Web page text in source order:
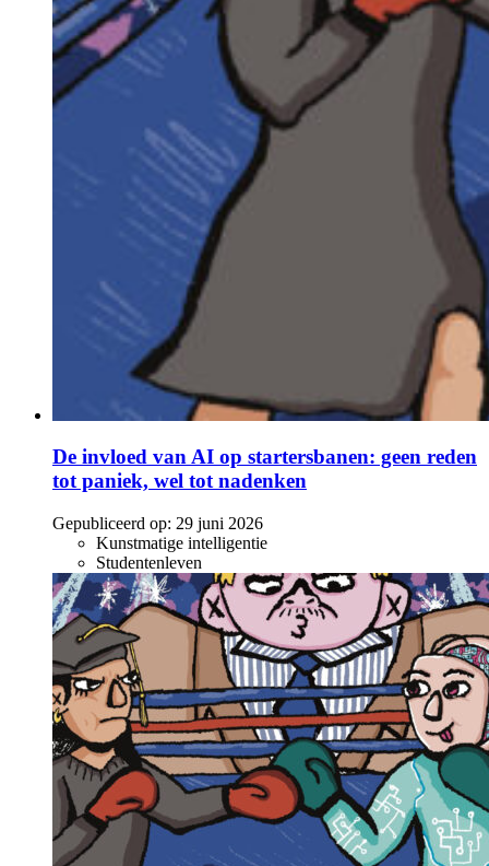
De invloed van AI op startersbanen: geen reden
tot paniek, wel tot nadenken
Gepubliceerd op: 29 juni 2026
Kunstmatige intelligentie
Studentenleven